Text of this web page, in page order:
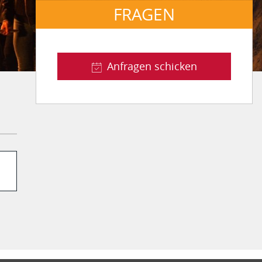
FRAGEN
Anfragen schicken